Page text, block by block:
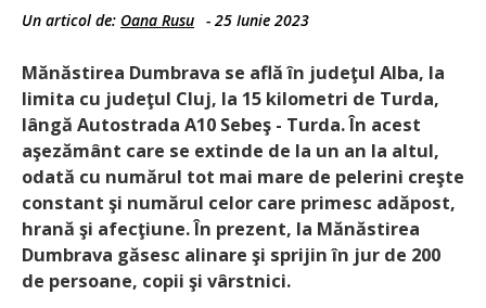
Un articol de: Oana Rusu - 25 Iunie 2023
Mănăstirea Dumbrava se află în judeţul Alba, la
limita cu judeţul Cluj, la 15 kilometri de Turda,
lângă Autostrada A10 Sebeş - Turda. În acest
aşezământ care se extinde de la un an la altul,
odată cu numărul tot mai mare de pelerini creşte
constant şi numărul celor care primesc adăpost,
hrană şi afecţiune. În prezent, la Mănăstirea
Dumbrava găsesc alinare şi sprijin în jur de 200
de persoane, copii şi vârstnici.